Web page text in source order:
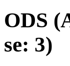
ODS (
se: 3)